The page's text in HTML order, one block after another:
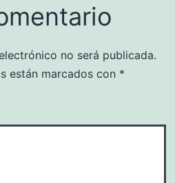
no será publicada.
están marcados con *